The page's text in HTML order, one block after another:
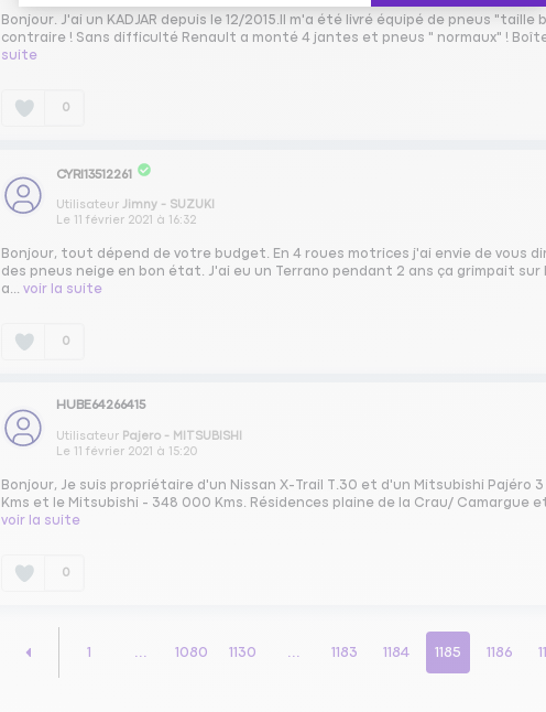
Bonjour. J'ai un KADJAR depuis le 12/2015.Il m'a été livré équipé de pneus
contraire ! Sans difficulté Renault a monté 4 jantes et pneus " normaux" !
suite
0
CYRI13512261
Utilisateur Jimny - SUZUKI
Le 11 février 2021 à 16:32
Bonjour, tout dépend de votre budget. En 4 roues motrices j'ai envie de vous
des pneus neige en bon état. J'ai eu un Terrano pendant 2 ans ça grimpait sur
a...voir la suite
0
HUBE64266415
Utilisateur Pajero - MITSUBISHI
Le
11 février 2021 à 15:20
Bonjour, Je suis propriétaire d'un Nissan X-Trail T.30 et d'un Mitsubishi
Kms et le Mitsubishi - 348 000 Kms. Résidences plaine de la Crau/ Camargue
voir la suite
0
1 1080 1130 1183 1184 1185 1186